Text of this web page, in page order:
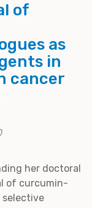
of
as
in
cancer
her doctoral
of curcumin-
selective